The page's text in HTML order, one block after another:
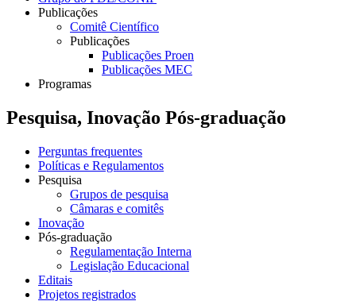
Publicações
Comitê Científico
Publicações
Publicações Proen
Publicações MEC
Programas
Pesquisa, Inovação Pós-graduação
Perguntas frequentes
Políticas e Regulamentos
Pesquisa
Grupos de pesquisa
Câmaras e comitês
Inovação
Pós-graduação
Regulamentação Interna
Legislação Educacional
Editais
Projetos registrados